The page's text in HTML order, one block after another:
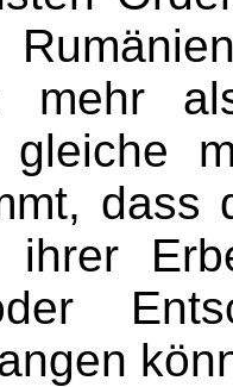
mehr
gleiche
dass
ihrer